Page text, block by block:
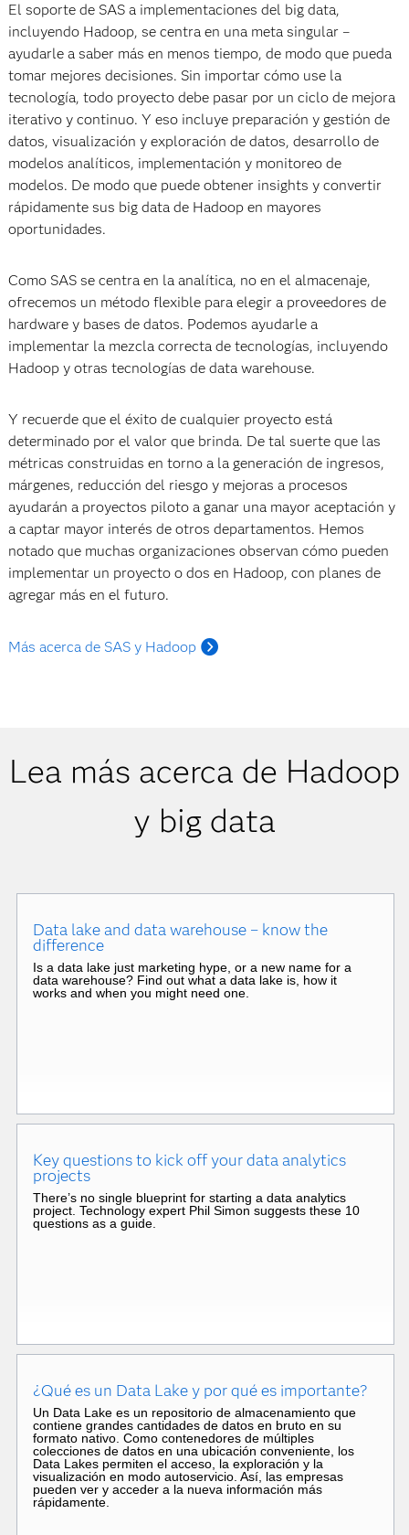
El soporte de SAS a implementaciones del big data,
incluyendo Hadoop, se centra en una meta singular –
ayudarle a saber más en menos tiempo, de modo que pueda
tomar mejores decisiones. Sin importar cómo use la
tecnología, todo proyecto debe pasar por un ciclo de mejora
iterativo y continuo. Y eso incluye preparación y gestión de
datos, visualización y exploración de datos, desarrollo de
modelos analíticos, implementación y monitoreo de
modelos. De modo que puede obtener insights y convertir
rápidamente sus big data de Hadoop en mayores
oportunidades.
Como SAS se centra en la analítica, no en el almacenaje,
ofrecemos un método flexible para elegir a proveedores de
hardware y bases de datos. Podemos ayudarle a
implementar la mezcla correcta de tecnologías, incluyendo
Hadoop y otras tecnologías de data warehouse.
Y recuerde que el éxito de cualquier proyecto está
determinado por el valor que brinda. De tal suerte que las
métricas construidas en torno a la generación de ingresos,
márgenes, reducción del riesgo y mejoras a procesos
ayudarán a proyectos piloto a ganar una mayor aceptación y
a captar mayor interés de otros departamentos. Hemos
notado que muchas organizaciones observan cómo pueden
implementar un proyecto o dos en Hadoop, con planes de
agregar más en el futuro.
Más acerca de SAS y Hadoop
Lea más acerca de Hadoop
y big data
Data lake and data warehouse – know the
difference
Is a data lake just marketing hype, or a new name for a
data warehouse? Find out what a data lake is, how it
works and when you might need one.
Key questions to kick off your data analytics
projects
There’s no single blueprint for starting a data analytics
project. Technology expert Phil Simon suggests these 10
questions as a guide.
¿Qué es un Data Lake y por qué es importante?
Un Data Lake es un repositorio de almacenamiento que
contiene grandes cantidades de datos en bruto en su
formato nativo. Como contenedores de múltiples
colecciones de datos en una ubicación conveniente, los
Data Lakes permiten el acceso, la exploración y la
visualización en modo autoservicio. Así, las empresas
pueden ver y acceder a la nueva información más
rápidamente.